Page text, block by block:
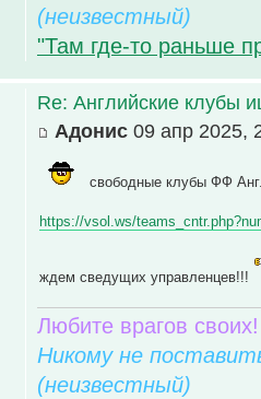
(неизвестный)
"Там где-то раньше
Re: Английские клубы
Адонис 09 апр 2025,
свободные клубы ФФ
https://vsol.ws/
ждем сведущих управленцев!!!
Любите врагов
Никому не
(неизвестный)